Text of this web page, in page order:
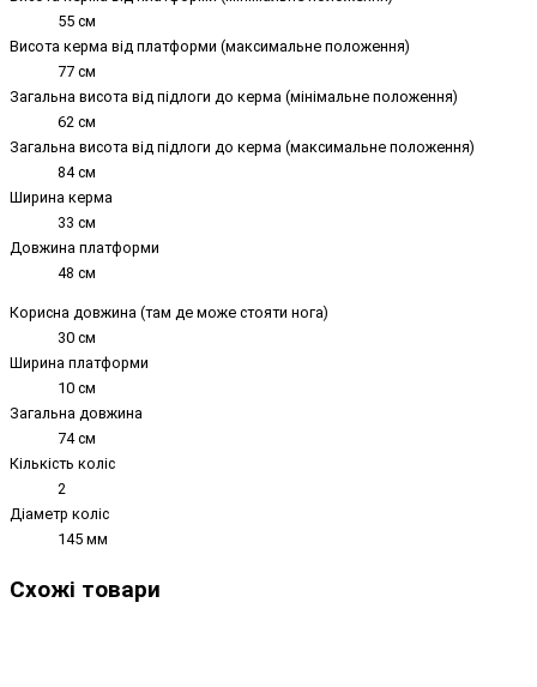
55 см
Висота керма від платформи (максимальне положення)
77 см
Загальна висота від підлоги до керма (мінімальне положення)
62 см
Загальна висота від підлоги до керма (максимальне положення)
84 см
Ширина керма
33 см
Довжина платформи
48 см
Корисна довжина (там де може стояти нога)
30 см
Ширина платформи
10 см
Загальна довжина
74 см
Кількість коліс
2
Діаметр коліс
145 мм
Схожі товари